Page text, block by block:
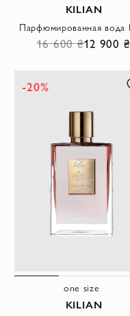
KILIAN
16 600 ₴12 900 ₴
-20%
one size
KILIAN